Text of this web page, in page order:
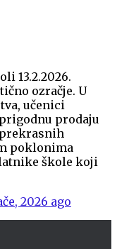
13.2.2026.
ozračje. U
učenici
prodaju
poklonima
škole koji
2026 ago